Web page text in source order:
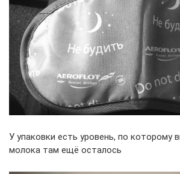
У упаковки есть уровень, по которому
молока там ещё осталось